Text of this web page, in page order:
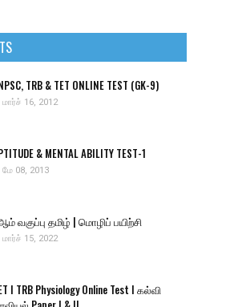
TRB & TET ONLINE TEST (GK-9)
மார்ச் 16, 2012
& MENTAL ABILITY TEST-1
மே 08, 2013
வகுப்பு தமிழ் | மொழிப் பயிற்சி
மார்ச் 15, 2022
I TRB Physiology Online Test I கல்வி